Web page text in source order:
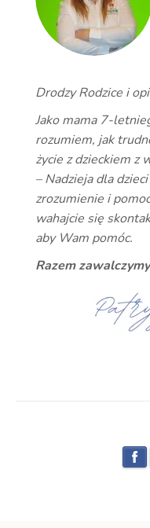
Drodzy Rodzice i
Jako mama 7-
rozumiem, jak
życie z dzieckiem z
– Nadzieja dla
zrozumienie i
wahajcie się
aby Wam pomóc.
Razem